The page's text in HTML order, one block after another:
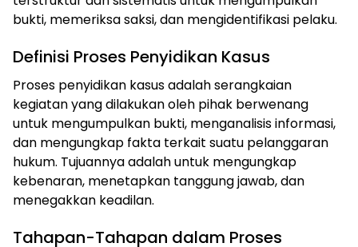
bukti, memeriksa saksi, dan mengidentifikasi pelaku.
Definisi Proses Penyidikan Kasus
Proses penyidikan kasus adalah serangkaian
kegiatan yang dilakukan oleh pihak berwenang
untuk mengumpulkan bukti, menganalisis informasi,
dan mengungkap fakta terkait suatu pelanggaran
hukum. Tujuannya adalah untuk mengungkap
kebenaran, menetapkan tanggung jawab, dan
menegakkan keadilan.
Tahapan-Tahapan dalam Proses